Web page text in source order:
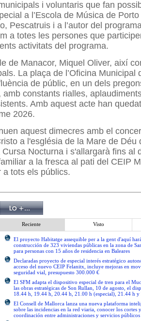
i voluntaris que fan
a l’Escola de Música de
Pescatruis i a l’autor del
a totes les persones que
activitats del programa.
de Manacor, Miquel Oliver, així
La plaça de l’Oficina Municipal
de públic, en un dels
constants rialles,
Amb aquest acte han
2026.
aquest dimecres amb el
a l'església de la Mare de Déu
Nocturna i s'allargarà fins al
a la fresca al pati del CEIP
tots els públics.
Reciente Visto
El proyecto Habitatge assequible per a la gent d'aquí
construcción de 323 viviendas públicas en la zona de
para personas con 15 años de residencia en Baleares
Declaradas proyecto de especial interés estratégico
acceso del nuevo CEIP Felanitx, incluye mejoras en
seguridad vial, presupuesto 300.000 €
El SFM adapta el dispositivo especial de tren para el
las obras estratégicas de Son Rullan, 10 de agosto, el
18.44 h, 19.44 h, 20.44 h, 21.00 h (especial), 21.44 h y
El Consell de Mallorca lanza una nueva plataforma
sobre las incidencias en la red viaria, conocer los cortes
coordinación entre administraciones y servicios públicos